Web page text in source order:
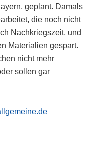
geplant. Damals
die noch nicht
Nachkriegszeit, und
Materialien gespart.
nicht mehr
sollen gar